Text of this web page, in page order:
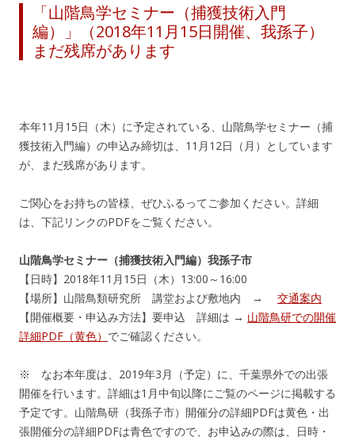
「山階鳥学セミナー（捕獲技術入門
編）」（2018年11月15日開催、我孫子）
まだ残席があります
本年11月15日（木）に予定されている、山階鳥学セミナー（捕
獲技術入門編）の申込み締切は、11月12日（月）としています
が、まだ残席があります。
ご関心をお持ちの皆様、ぜひふるってご参加ください。詳細
は、下記リンクのPDFをご覧ください。
山階鳥学セミナー（捕獲技術入門編）我孫子市
【日時】2018年11月15日（木）13:00～16:00
【場所】山階鳥類研究所 講堂および敷地内 → 交通案内
【開催概要・申込み方法】要申込 詳細は → 山階鳥研での開催
詳細PDF（黄色） でご確認ください。
※ なお本年度は、2019年3月（予定）に、千葉県外での出張
開催を行います。詳細は1月中旬以降にご覧のページに掲載する
予定です。山階鳥研（我孫子市）開催分の詳細PDFは黄色・出
張開催分の詳細PDFは青色ですので、お申込みの際は、日時・